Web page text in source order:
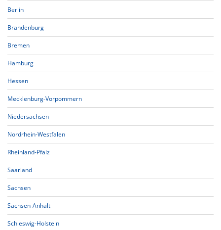
Berlin
Brandenburg
Bremen
Hamburg
Hessen
Mecklenburg-Vorpommern
Niedersachsen
Nordrhein-Westfalen
Rheinland-Pfalz
Saarland
Sachsen
Sachsen-Anhalt
Schleswig-Holstein